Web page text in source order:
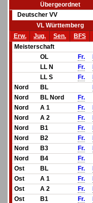
Übergeordnet
Deutscher VV
VL Württemberg
Erw.
Jug. Sen. BFS
Meisterschaft
OL
Fr.
LL N
Fr.
LL S
Fr.
Nord
BL
Nord
BL Nord
Fr.
Nord
A 1 Fr.
Nord
A 2 Fr.
Nord
B1 Fr.
Nord
B2 Fr.
Nord
B3 Fr.
Nord
B4
Fr.
Ost
BL Fr.
Ost
A 1 Fr.
Ost
A 2 Fr.
Ost
B1 Fr.